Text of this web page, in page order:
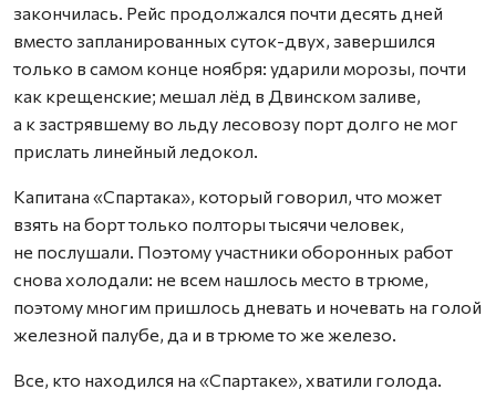
закончилась. Рейс продолжался почти десять дней
вместо запланированных суток-двух, завершился
только в самом конце ноября: ударили морозы, почти
как крещенские; мешал лёд в Двинском заливе,
а к застрявшему во льду лесовозу порт долго не мог
прислать линейный ледокол.
Капитана «Спартака», который говорил, что может
взять на борт только полторы тысячи человек,
не послушали. Поэтому участники оборонных работ
снова холодали: не всем нашлось место в трюме,
поэтому многим пришлось дневать и ночевать на голой
железной палубе, да и в трюме то же железо.
Все, кто находился на «Спартаке», хватили голода.